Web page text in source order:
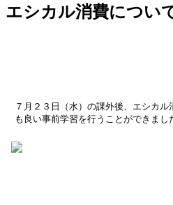
エシカル消費につい
７月２３日（水）の課外後、エシカ
も良い事前学習を行うことができま